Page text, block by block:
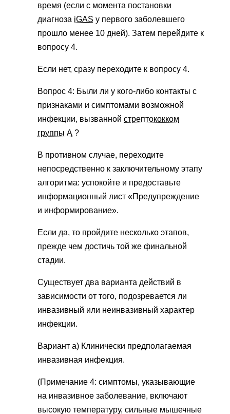
время (если с момента постановки
диагноза iGAS у первого заболевшего
прошло менее 10 дней). Затем перейдите к
вопросу 4.
Если нет, сразу переходите к вопросу 4.
Вопрос 4: Были ли у кого-либо контакты с
признаками и симптомами возможной
инфекции, вызванной стрептококком
группы А ?
В противном случае, переходите
непосредственно к заключительному этапу
алгоритма: успокойте и предоставьте
информационный лист «Предупреждение
и информирование».
Если да, то пройдите несколько этапов,
прежде чем достичь той же финальной
стадии.
Существует два варианта действий в
зависимости от того, подозревается ли
инвазивный или неинвазивный характер
инфекции.
Вариант а) Клинически предполагаемая
инвазивная инфекция.
(Примечание 4: симптомы, указывающие
на инвазивное заболевание, включают
высокую температуру, сильные мышечные